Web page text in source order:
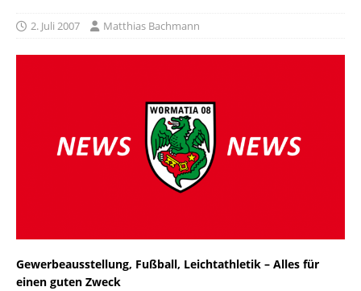
2. Juli 2007 Matthias Bachmann
Gewerbeausstellung, Fußball, Leichtathletik – Alles für
einen guten Zweck